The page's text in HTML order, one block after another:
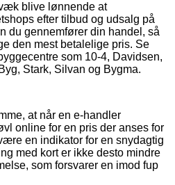
blive lønnende at
efter tilbud og udsalg på
du gennemfører din handel, så
den mest betalelige pris. Se
som 10-4, Davidsen,
Stark, Silvan og Bygma.
at når en e-handler
online for en pris der anses for
en indikator for en snydagtig
med kort er ikke desto mindre
som forsvarer en imod fup